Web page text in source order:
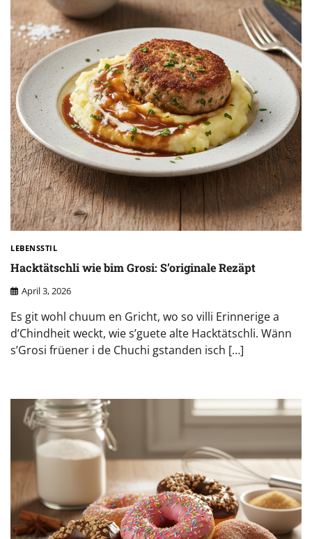
LEBENSSTIL
Hacktätschli wie bim Grosi: S’originale Rezäpt
April 3, 2026
Es git wohl chuum en Gricht, wo so villi Erinnerige a
d’Chindheit weckt, wie s’guete alte Hacktätschli. Wänn
s’Grosi früener i de Chuchi gstanden isch […]